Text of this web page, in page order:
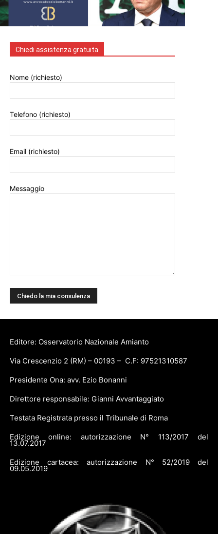
Chiedi assistenza gratuita
Nome (richiesto)
Telefono (richiesto)
Email (richiesto)
Messaggio
Editore: Osservatorio Nazionale Amianto
Via Crescenzio 2 (RM) – 00193 – C.F: 97521310587
Presidente Ona: avv. Ezio Bonanni
Direttore responsabile: Gianni Avvantaggiato
Testata Registrata presso il Tribunale di Roma
Edizione online: autorizzazione N° 113/2017 del
13.07.2017
Edizione cartacea: autorizzazione N° 52/2019 del
09.05.2019